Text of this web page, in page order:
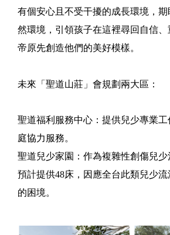
有個安心且不受干擾的成長環境，
然環境，引領孩子在這裡尋回自信
帝原先創造他們的美好模樣。
未來「聖道山莊」會規劃兩大區：
聖道福利服務中心：提供兒少專業
庭協力服務。
聖道兒少家園：作為複雜性創傷兒少
預計提供48床，因應全台此類兒少
的困境。